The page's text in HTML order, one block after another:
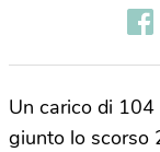
Un carico di 104
giunto lo scorso